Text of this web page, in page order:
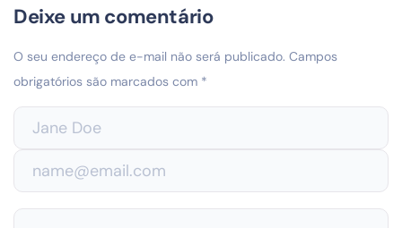
Deixe um comentário
O seu endereço de e-mail não será publicado. Campos
obrigatórios são marcados com *